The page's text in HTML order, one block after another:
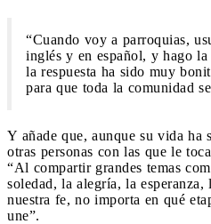
“Cuando voy a parroquias,
inglés y en español, y hago
la respuesta ha sido muy
para que toda la comunidad
Y añade que, aunque su vida ha
otras personas con las que le
“Al compartir grandes temas
soledad, la alegría, la
nuestra fe, no importa en qué
une”.